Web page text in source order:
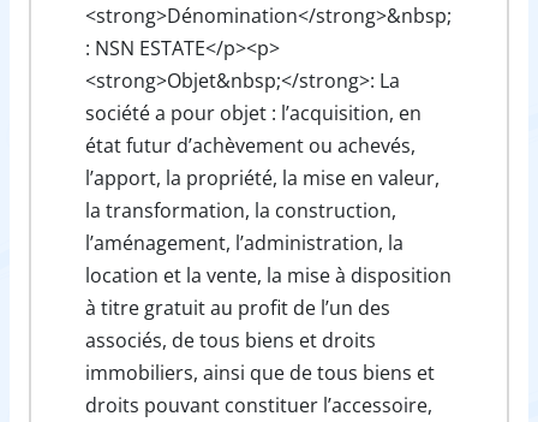
<strong>Dénomination</strong>&nbsp;
: NSN ESTATE</p><p>
<strong>Objet&nbsp;</strong>: La
société a pour objet : l’acquisition, en
état futur d’achèvement ou achevés,
l’apport, la propriété, la mise en valeur,
la transformation, la construction,
l’aménagement, l’administration, la
location et la vente, la mise à disposition
à titre gratuit au profit de l’un des
associés, de tous biens et droits
immobiliers, ainsi que de tous biens et
droits pouvant constituer l’accessoire,